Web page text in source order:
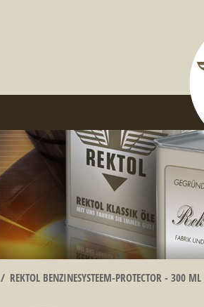
/ REKTOL BENZINESYSTEEM-PROTECTOR - 300 ML